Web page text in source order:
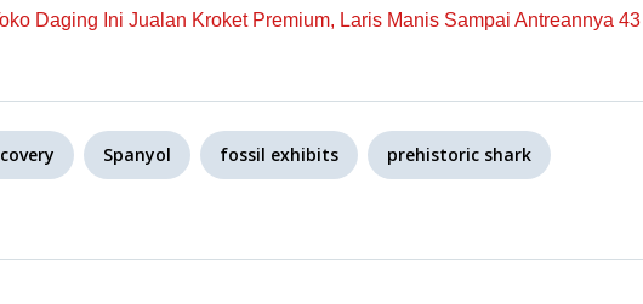
Daging Ini Jualan Kroket Premium, Laris Manis Sampai Antreannya 43
Spanyol fossil exhibits prehistoric shark